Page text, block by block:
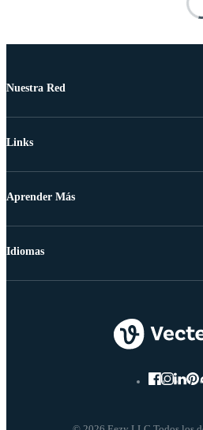
Nuestra Red
Links
Aprender Más
Idiomas